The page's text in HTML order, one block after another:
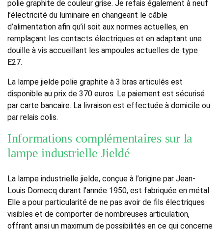
polie graphite de couleur grise. Je refais également à neuf
l’électricité du luminaire en changeant le câble
d’alimentation afin qu’il soit aux normes actuelles, en
remplaçant les contacts électriques et en adaptant une
douille à vis accueillant les ampoules actuelles de type
E27.
La lampe jielde polie graphite à 3 bras articulés est
disponible au prix de 370 euros. Le paiement est sécurisé
par carte bancaire. La livraison est effectuée à domicile ou
par relais colis.
Informations complémentaires sur la
lampe industrielle Jieldé
La lampe industrielle jielde, conçue à l’origine par Jean-
Louis Domecq durant l’année 1950, est fabriquée en métal.
Elle a pour particularité de ne pas avoir de fils électriques
visibles et de comporter de nombreuses articulation,
offrant ainsi un maximum de possibilités en ce qui concerne